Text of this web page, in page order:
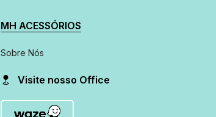
MH ACESSÓRIOS
Sobre Nós
Visite nosso Office